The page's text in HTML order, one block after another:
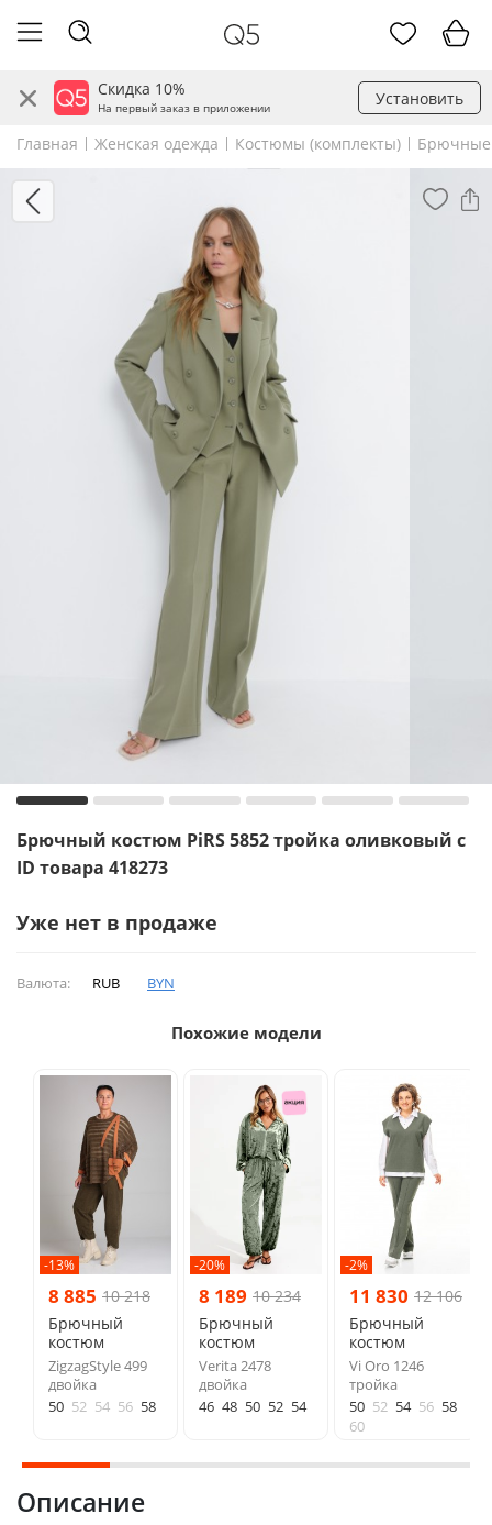
Скидка 10%
На первый заказ в приложении Установить
Главная Женская одежда Костюмы (комплекты)
Брючный костюм PiRS 5852 тройка оливковый с
ID товара 418273
Уже нет в продаже
Валюта: RUB BYN
Похожие модели
-13%
8 885 10 218
Брючный
костюм
ZigzagStyle 499
двойка
50 52 54 56 58
-20%
8 189 10 234
Брючный
костюм
Verita 2478
двойка
46 48 50 52 54
-2%
11 830 12 106
Брючный
костюм
Vi Oro 1246
тройка
50 52 54 56 58
60
Описание